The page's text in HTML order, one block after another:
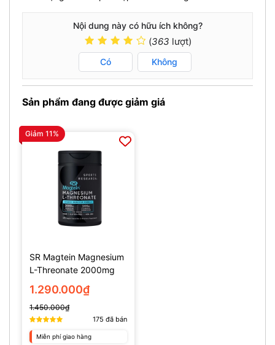
Nội dung này có hữu ích không?
(363 lượt)
Có Không
Sản phẩm đang được giảm giá
Giảm 11%
SR Magtein Magnesium
L-Threonate 2000mg
(135 Viên)
1.290.000₫
1.450.000₫
175 đã bán
Miễn phí giao hàng